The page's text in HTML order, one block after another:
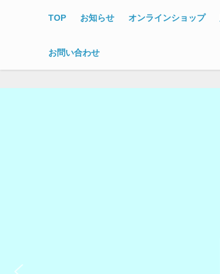
TOP お知らせ オンラインショップ
お問い合わせ